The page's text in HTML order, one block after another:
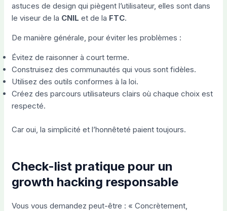
astuces de design qui piègent l’utilisateur, elles sont dans
le viseur de la CNIL et de la FTC.
De manière générale, pour éviter les problèmes :
Évitez de raisonner à court terme.
Construisez des communautés qui vous sont fidèles.
Utilisez des outils conformes à la loi.
Créez des parcours utilisateurs clairs où chaque choix est
respecté.
Car oui, la simplicité et l’honnêteté paient toujours.
Check-list pratique pour un
growth hacking responsable
Vous vous demandez peut-être : « Concrètement,